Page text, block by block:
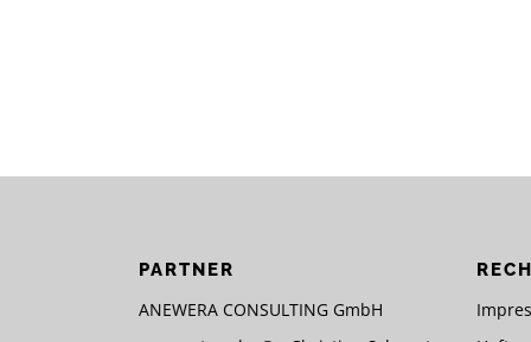
PARTNER
ANEWERA CONSULTING GmbH